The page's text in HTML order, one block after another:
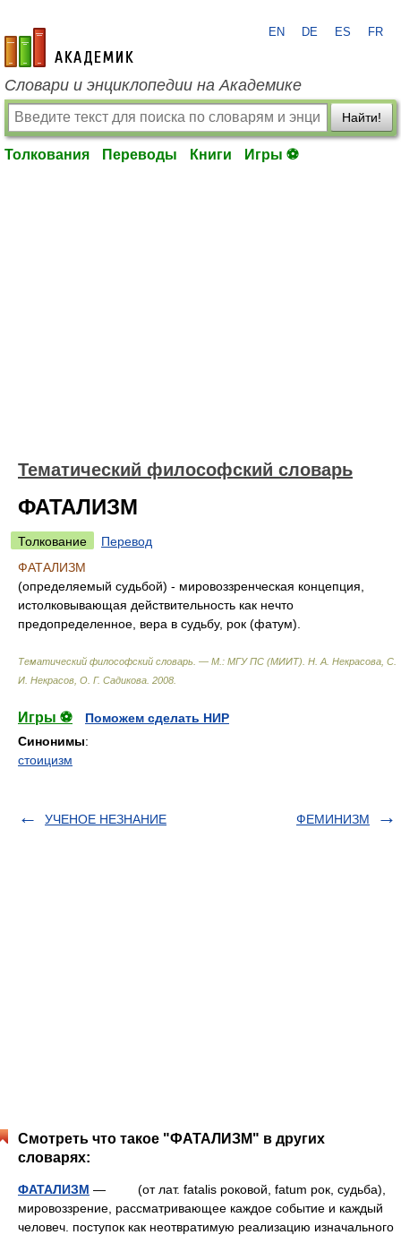
academic.ru
EN DE ES FR
Словари и энциклопедии на Академике
Найти!
Толкования Переводы Книги Игры ⚽
Тематический философский словарь
ФАТАЛИЗМ
Толкование
Перевод
ФАТАЛИЗМ
(определяемый судьбой) - мировоззренческая концепция,
истолковывающая действительность как нечто
предопределенное, вера в судьбу, рок (фатум).
Тематический философский словарь. — М.: МГУ ПС (МИИТ) Н. А. Некрасова, С.
И. Некрасов, О. Г. Садикова 2008
Игры ⚽
Поможем сделать НИР
Синонимы:
стоицизм
УЧЕНОЕ НЕЗНАНИЕ ФЕМИНИЗМ
Смотреть что такое "ФАТАЛИЗМ" в других
словарях:
ФАТАЛИЗМ — (от лат. fatalis роковой, fatum рок, судьба),
мировоззрение, рассматривающее каждое событие и каждый
человеч. поступок как неотвратимую реализацию изначального